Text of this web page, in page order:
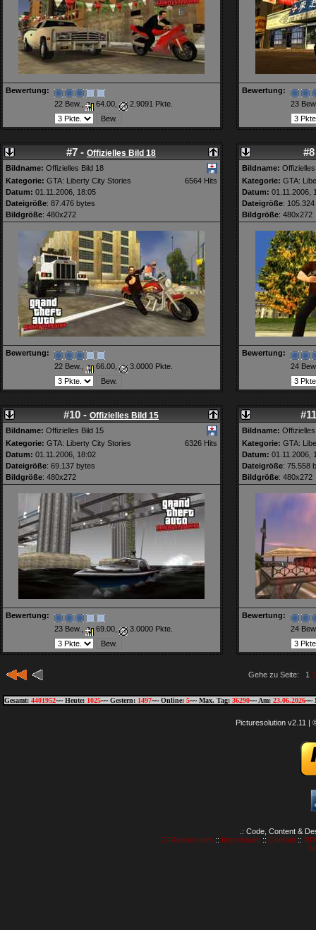
Bewertung:
22 Bew.,
64.00, 2.9091 Pkte.
Bewertung:
23
#7 - Offizielles Bild 18
Bildname: Offizielles Bild 18
Kategorie: GTA: Liberty City Stories
6564 Hits
Datum: 01.11.2006, 18:05
Dateigröße: 87.476 bytes
Bildgröße: 480x272
Bewertung:
22 Bew.,
66.00, 3.0000 Pkte.
Bildname:
Kategorie: GTA:
Datum: 01.11.2006,
Dateigröße:
Bildgröße: 480x272
Bewertung:
24
#10 - Offizielles Bild 15
Bildname: Offizielles Bild 15
Kategorie: GTA: Liberty City Stories
6326 Hits
Datum: 01.11.2006, 18:02
Dateigröße: 69.137 bytes
Bildgröße: 480x272
Bewertung:
23 Bew.,
69.00, 3.0000 Pkte.
Bildname:
Kategorie: GTA:
Datum: 01.11.2006,
Dateigröße: 75.558
Bildgröße: 480x272
Bewertung:
24
Gehe zu Seite: 1 2
Gesamt: 4401952~~ Heute: 1025~~ Gestern: 1497~~ Online: 5~~ Max. Tag: 36290~~ Am: 23.06.2026~~
Picturesolution v2.11 |
.: Code, Content &
GTAvision.com:: Impressum:: Contact::